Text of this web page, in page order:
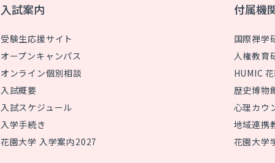
入試案内
受験生応援サイト
オープンキャンパス
オンライン個別相談
入試概要
入試スケジュール
入学手続き
花園大学 入学案内2027
付属機
国際禅学
人権教育
HUMIC
歴史博物
心理カウ
地域連携
花園大学